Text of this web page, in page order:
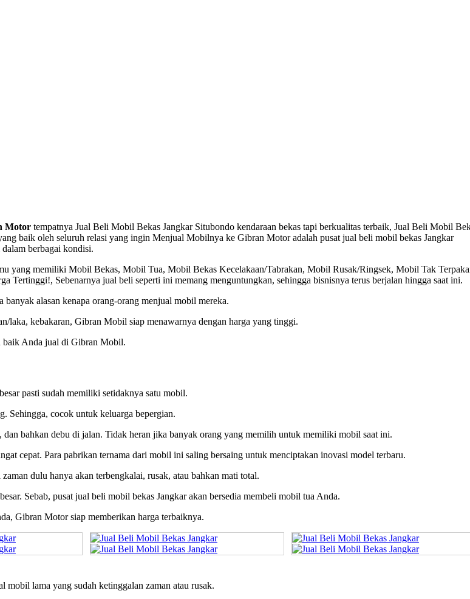
Motor tempatnya Jual Beli Mobil Bekas Jangkar Situbondo kendaraan bekas tapi berkualitas terbaik, Jual Beli Mobil
baik oleh seluruh relasi yang ingin Menjual Mobilnya ke Gibran Motor adalah pusat jual beli mobil bekas Jangkar
berbagai kondisi.
yang memiliki Mobil Bekas, Mobil Tua, Mobil Bekas Kecelakaan/Tabrakan, Mobil Rusak/Ringsek, Mobil Tak
Tertinggi!, Sebenarnya jual beli seperti ini memang menguntungkan, sehingga bisnisnya terus berjalan hingga saat ini.
alasan kenapa orang-orang menjual mobil mereka.
laka, kebakaran, Gibran Mobil siap menawarnya dengan harga yang tinggi.
baik Anda jual di Gibran Mobil.
pasti sudah memiliki setidaknya satu mobil.
Sehingga, cocok untuk keluarga bepergian.
bahkan debu di jalan. Tidak heran jika banyak orang yang memilih untuk memiliki mobil saat ini.
cepat. Para pabrikan ternama dari mobil ini saling bersaing untuk menciptakan inovasi model terbaru.
dulu hanya akan terbengkalai, rusak, atau bahkan mati total.
Sebab, pusat jual beli mobil bekas Jangkar akan bersedia membeli mobil tua Anda.
Gibran Motor siap memberikan harga terbaiknya.
mobil lama yang sudah ketinggalan zaman atau rusak.